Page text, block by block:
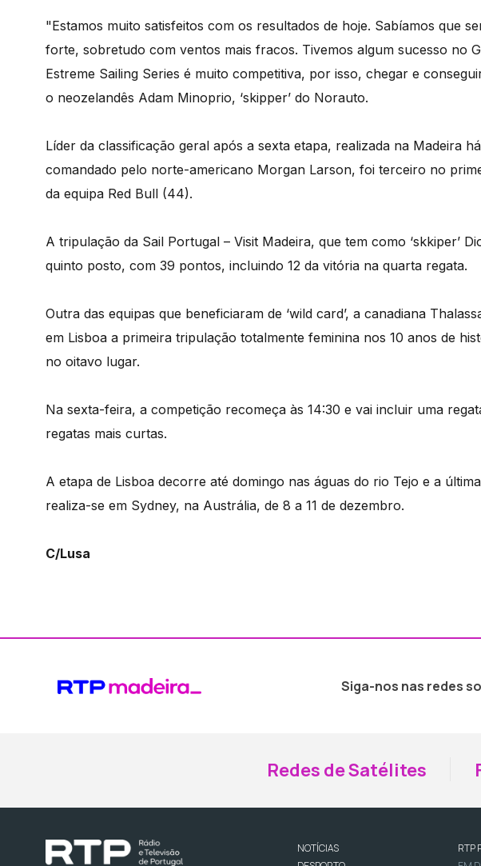
"Estamos muito satisfeitos com os resultados de hoje. Sabíamos que
forte, sobretudo com ventos mais fracos. Tivemos algum sucesso no
Estreme Sailing Series é muito competitiva, por isso, chegar e
o neozelandês Adam Minoprio, ‘skipper’ do Norauto.
Líder da classificação geral após a sexta etapa, realizada na Madeira
comandado pelo norte-americano Morgan Larson, foi terceiro no
da equipa Red Bull (44).
A tripulação da Sail Portugal – Visit Madeira, que tem como ‘skkiper’
quinto posto, com 39 pontos, incluindo 12 da vitória na quarta regata.
Outra das equipas que beneficiaram de ‘wild card’, a canadiana
em Lisboa a primeira tripulação totalmente feminina nos 10 anos de
no oitavo lugar.
Na sexta-feira, a competição recomeça às 14:30 e vai incluir uma
regatas mais curtas.
A etapa de Lisboa decorre até domingo nas águas do rio Tejo e a
realiza-se em Sydney, na Austrália, de 8 a 11 de dezembro.
C/Lusa
Siga-nos nas redes
Redes de Satélites
NOTÍCIAS
RTP